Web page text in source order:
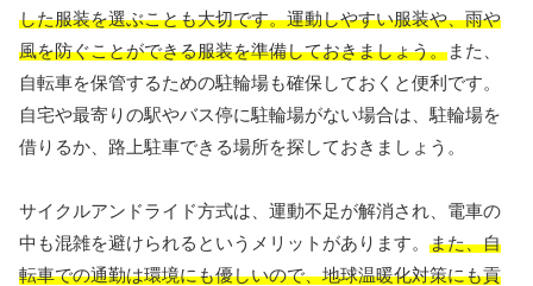
した服装を選ぶことも大切です。運動しやすい服装や、雨や
風を防ぐことができる服装を準備しておきましょう。また、
自転車を保管するための駐輪場も確保しておくと便利です。
自宅や最寄りの駅やバス停に駐輪場がない場合は、駐輪場を
借りるか、路上駐車できる場所を探しておきましょう。
サイクルアンドライド方式は、運動不足が解消され、電車の
中も混雑を避けられるというメリットがあります。 また、自
転車での通勤は環境にも優しいので、地球温暖化対策にも貢